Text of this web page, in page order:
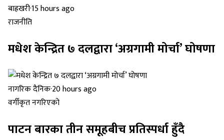
बाह्रखरी·15 hours ago
राजनीति
मधेश केन्द्रित ७ दलद्वारा ‘अग्रगामी मोर्चा’ घोषणा
नागरिक दैनिक·20 hours ago
वर्गीकृत नगरिएको
पाटन बारका तीन समूहबीच प्रतिस्पर्धा हुँदै